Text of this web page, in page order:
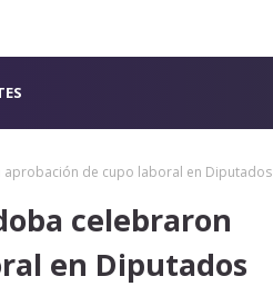
de cupo laboral en Diputados
celebraron
en Diputados